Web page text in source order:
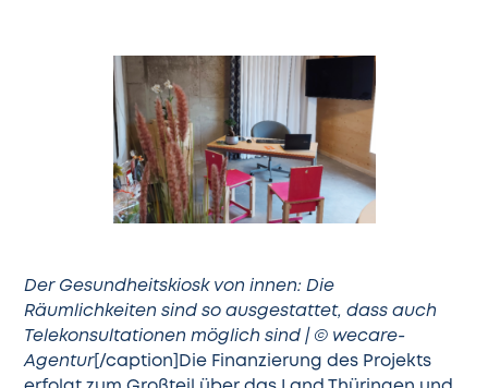
Der Gesundheitskiosk von innen: Die
Räumlichkeiten sind so ausgestattet, dass auch
Telekonsultationen möglich sind | © wecare-
Agentur[/caption]Die Finanzierung des Projekts